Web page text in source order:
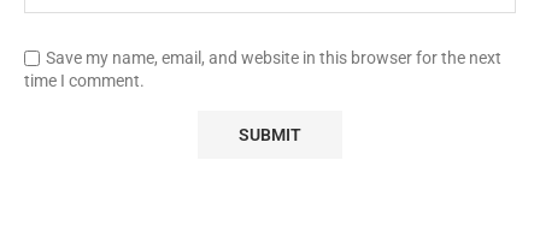
Save my name, email, and website in this browser for the next
time I comment.